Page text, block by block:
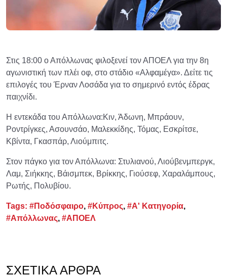
Στις 18:00 ο Απόλλωνας φιλοξενεί τον ΑΠΟΕΛ για την 8η
αγωνιστική των πλέι οφ, στο στάδιο «Αλφαμέγα». Δείτε τις
επιλογές του Έρναν Λοσάδα για το σημερινό εντός έδρας
παιχνίδι.
Η εντεκάδα του Απόλλωνα:Κιν, Άδωνη, Μπράουν,
Ροντρίγκες, Ασουνσάο, Μαλεκκίδης, Τόμας, Εσκρίτσε,
Κβίντα, Γκασπάρ, Λιούμπιτς.
Στον πάγκο για τον Απόλλωνα: Στυλιανού, Λιούβενμπεργκ,
Λαμ, Σιήκκης, Βάισμπεκ, Βρίκκης, Γιούσεφ, Χαραλάμπους,
Ρωτής, Πολυβίου.
Tags: #Ποδόσφαιρο, #Κύπρος, #Α' Κατηγορία,
#Απόλλωνας, #ΑΠΟΕΛ
ΣΧΕΤΙΚΆ ΆΡΘΡΑ